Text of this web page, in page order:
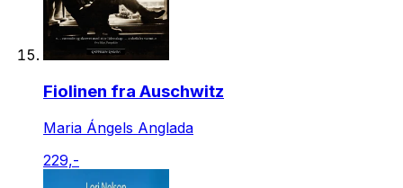
Fiolinen fra Auschwitz
Maria Ángels Anglada
229,-